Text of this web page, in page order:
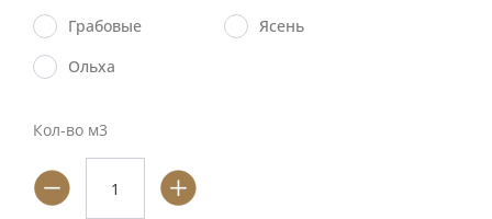
Грабовые
Ясень
Ольха
Кол-во м3